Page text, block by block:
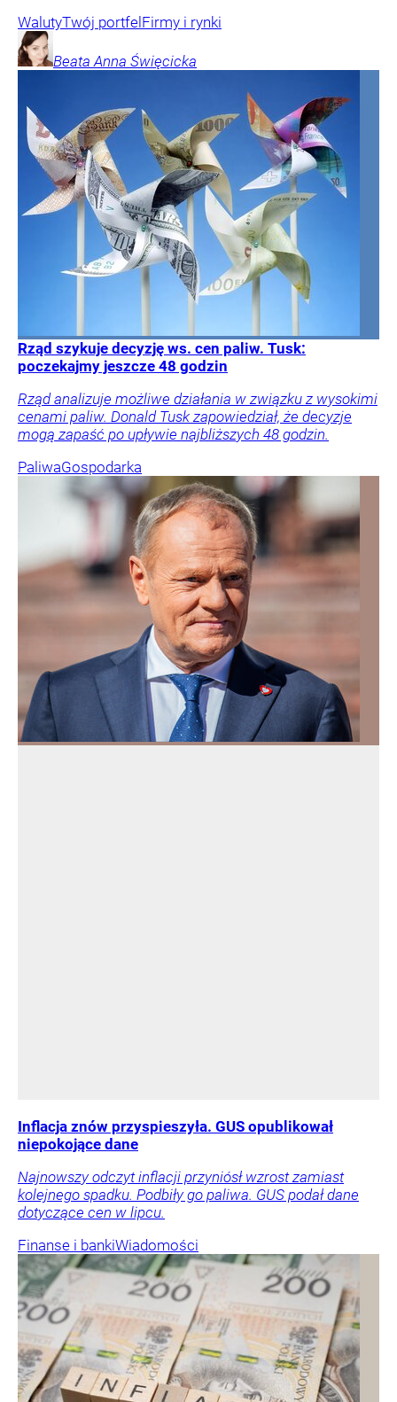
WalutyTwój portfel Firmy i rynki
Beata Anna Święcicka
Rząd szykuje decyzję ws. cen paliw. Tusk:
poczekajmy jeszcze 48 godzin
Rząd analizuje możliwe działania w związku z wysokimi
cenami paliw. Donald Tusk zapowiedział, że decyzje
mogą zapaść po upływie najbliższych 48 godzin.
PaliwaGospodarka
Inflacja znów przyspieszyła. GUS opublikował
niepokojące dane
Najnowszy odczyt inflacji przyniósł wzrost zamiast
kolejnego spadku. Podbiły go paliwa. GUS podał dane
dotyczące cen w lipcu.
Finanse i bankiWiadomości